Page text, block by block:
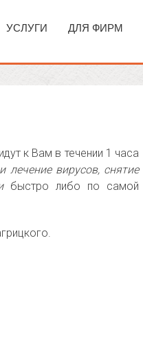
УСЛУГИ ДЛЯ ФИРМ
к Вам в течении 1 часа
лечение вирусов, снятие
быстро либо по самой